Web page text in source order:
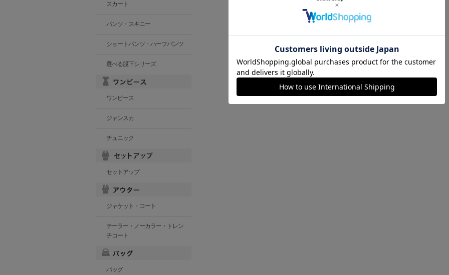
スカート
パンツ・スキニー
ショートパンツ・ハーフパンツ
選べる股下シリーズ
ワンピース
ジャンスカ
チュニック
セットアップ
ジャケット・コート
テーラー・ノーカラー・トレン
チコート
バッグ